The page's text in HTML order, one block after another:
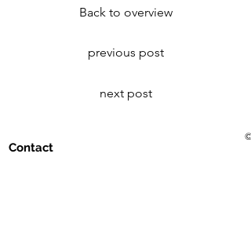
Back to overview
previous post
next post
Contact